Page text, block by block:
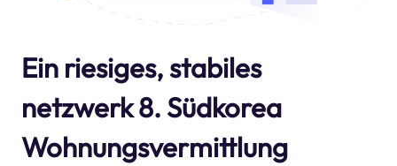
Ein riesiges, stabiles
netzwerk 8. Südkorea
Wohnungsvermittlung